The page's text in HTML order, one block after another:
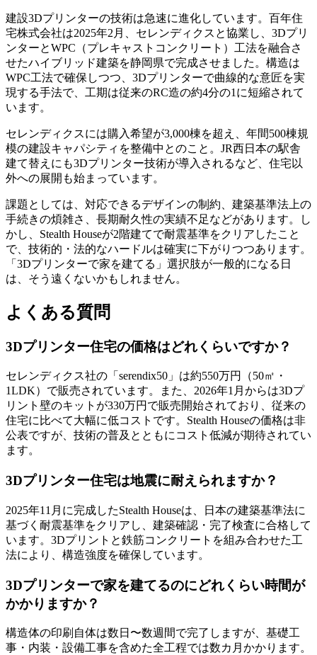
建設3Dプリンターの技術は急速に進化しています。百年住
宅株式会社は2025年2月、セレンディクスと協業し、3Dプリ
ンターとWPC（プレキャストコンクリート）工法を融合さ
せたハイブリッド建築を静岡県で完成させました。構造は
WPC工法で確保しつつ、3Dプリンターで曲線的な意匠を実
現する手法で、工期は従来のRC造の約4分の1に短縮されて
います。
セレンディクスには購入希望が3,000棟を超え、年間500棟規
模の建設キャパシティを整備中とのこと。JR西日本の駅舎
建て替えにも3Dプリンター技術が導入されるなど、住宅以
外への展開も始まっています。
課題としては、対応できるデザインの制約、建築基準法上の
手続きの煩雑さ、長期耐久性の実績不足などがあります。し
かし、Stealth Houseが2階建てで耐震基準をクリアしたこと
で、技術的・法的なハードルは確実に下がりつつあります。
「3Dプリンターで家を建てる」選択肢が一般的になる日
は、そう遠くないかもしれません。
よくある質問
3Dプリンター住宅の価格はどれくらいですか？
セレンディクス社の「serendix50」は約550万円（50㎡・
1LDK）で販売されています。また、2026年1月からは3Dプ
リント壁のキットが330万円で販売開始されており、従来の
住宅に比べて大幅に低コストです。Stealth Houseの価格は非
公表ですが、技術の普及とともにコスト低減が期待されてい
ます。
3Dプリンター住宅は地震に耐えられますか？
2025年11月に完成したStealth Houseは、日本の建築基準法に
基づく耐震基準をクリアし、建築確認・完了検査に合格して
います。3Dプリントと鉄筋コンクリートを組み合わせた工
法により、構造強度を確保しています。
3Dプリンターで家を建てるのにどれくらい時間が
かかりますか？
構造体の印刷自体は数日〜数週間で完了しますが、基礎工
事・内装・設備工事を含めた全工程では数カ月かかります。